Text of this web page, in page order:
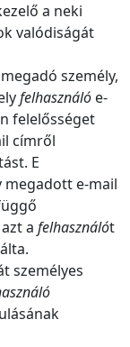
a neki
valódiságát
személy,
felhasználó e-
felelősséget
címről
E
megadott e-mail
a felhasználót
személyes